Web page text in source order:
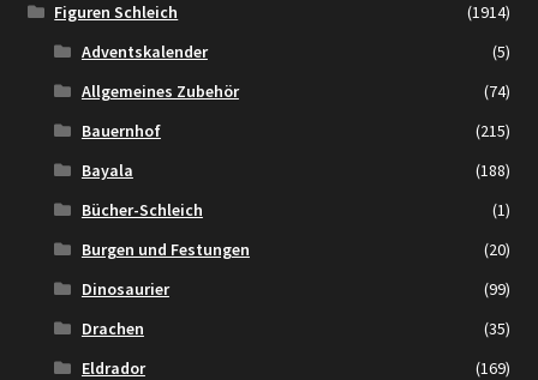
Figuren Schleich
(1914)
Adventskalender
(5)
Allgemeines Zubehör
(74)
Bauernhof
(215)
Bayala
(188)
Bücher-Schleich
(1)
Burgen und Festungen
(20)
Dinosaurier
(99)
Drachen
(35)
Eldrador
(169)